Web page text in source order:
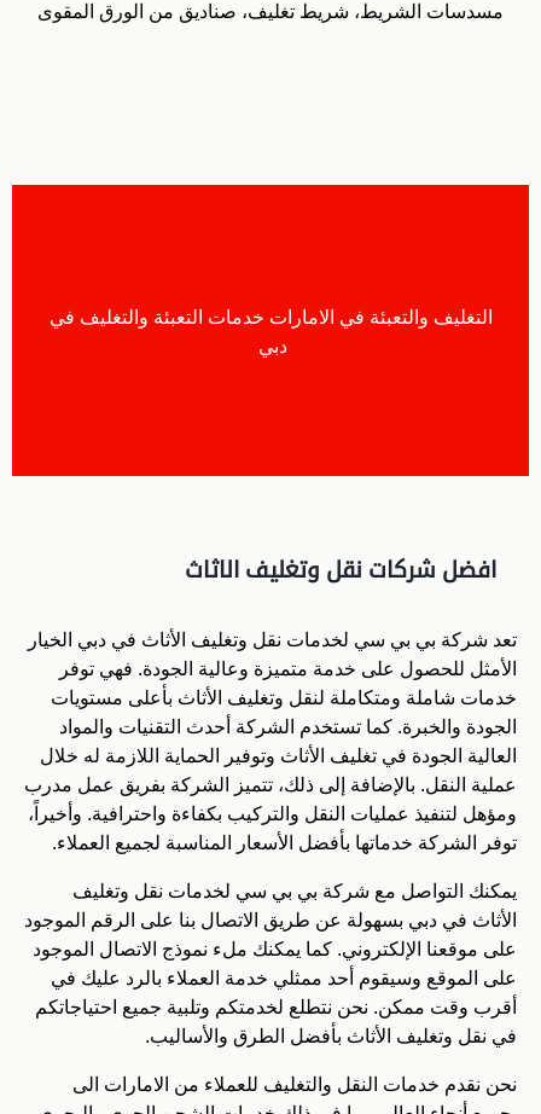
مسدسات الشريط، شريط تغليف، صناديق من الورق المقوى
التغليف والتعبئة في الامارات خدمات التعبئة والتغليف في
دبي
افضل شركات نقل وتغليف الاثاث
تعد شركة بي بي سي لخدمات نقل وتغليف الأثاث في دبي الخيار
الأمثل للحصول على خدمة متميزة وعالية الجودة. فهي توفر
خدمات شاملة ومتكاملة لنقل وتغليف الأثاث بأعلى مستويات
الجودة والخبرة. كما تستخدم الشركة أحدث التقنيات والمواد
العالية الجودة في تغليف الأثاث وتوفير الحماية اللازمة له خلال
عملية النقل. بالإضافة إلى ذلك، تتميز الشركة بفريق عمل مدرب
ومؤهل لتنفيذ عمليات النقل والتركيب بكفاءة واحترافية. وأخيراً،
توفر الشركة خدماتها بأفضل الأسعار المناسبة لجميع العملاء.
يمكنك التواصل مع شركة بي بي سي لخدمات نقل وتغليف
الأثاث في دبي بسهولة عن طريق الاتصال بنا على الرقم الموجود
على موقعنا الإلكتروني. كما يمكنك ملء نموذج الاتصال الموجود
على الموقع وسيقوم أحد ممثلي خدمة العملاء بالرد عليك في
أقرب وقت ممكن. نحن نتطلع لخدمتكم وتلبية جميع احتياجاتكم
في نقل وتغليف الأثاث بأفضل الطرق والأساليب.
نحن نقدم خدمات النقل والتغليف للعملاء من الامارات الى